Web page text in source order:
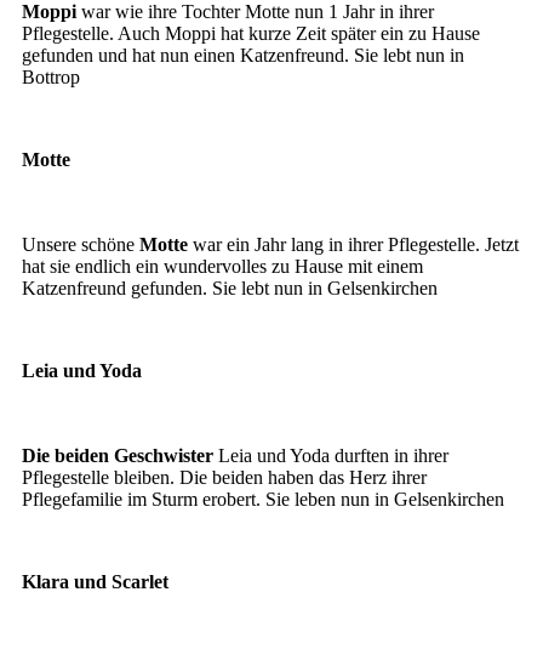
Moppiwar wie ihre Tochter Motte nun 1 Jahr in ihrer
Pflegestelle. Auch Moppi hat kurze Zeit später ein zu Hause
gefunden und hat nun einen Katzenfreund. Sie lebt nun in
Bottrop
Motte
Unsere schöne Mottewar ein Jahr lang in ihrer Pflegestelle. Jetzt
hat sie endlich ein wundervolles zu Hause mit einem
Katzenfreund gefunden. Sie lebt nun in Gelsenkirchen
Leia und Yoda
Die beiden GeschwisterLeia und Yoda durften in ihrer
Pflegestelle bleiben. Die beiden haben das Herz ihrer
Pflegefamilie im Sturm erobert. Sie leben nun in Gelsenkirchen
Klara und Scarlet